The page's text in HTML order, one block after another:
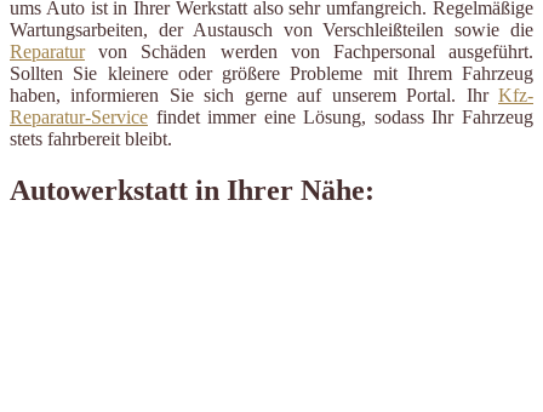
ums Auto ist in Ihrer Werkstatt also sehr umfangreich. Regelmäßige
Wartungsarbeiten, der Austausch von Verschleißteilen sowie die
Reparaturvon Schäden werden von Fachpersonal ausgeführt.
Sollten Sie kleinere oder größere Probleme mit Ihrem Fahrzeug
haben, informieren Sie sich gerne auf unserem Portal. Ihr Kfz-
Reparatur-Service findet immer eine Lösung, sodass Ihr Fahrzeug
stets fahrbereit bleibt.
Autowerkstatt in Ihrer Nähe: